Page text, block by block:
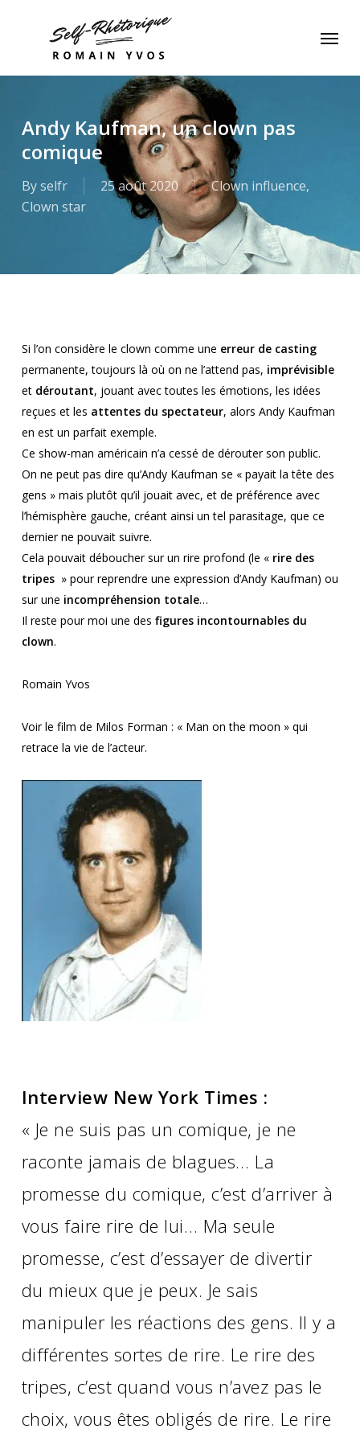
content
Menu
Andy Kaufman, un clown pas
comique
Byselfr 25 août 2020 Clown influence,
Clown star
Si l’on considère le clown comme une erreur de casting
permanente, toujours là où on ne l’attend pas, imprévisible
et déroutant, jouant avec toutes les émotions, les idées
reçues et les attentes du spectateur, alors Andy Kaufman
en est un parfait exemple.
Ce show-man américain n’a cessé de dérouter son public.
On ne peut pas dire qu’Andy Kaufman se « payait la tête des
gens » mais plutôt qu’il jouait avec, et de préférence avec
l’hémisphère gauche, créant ainsi un tel parasitage, que ce
dernier ne pouvait suivre.
Cela pouvait déboucher sur un rire profond (le « rire des
tripes» pour reprendre une expression d’Andy Kaufman) ou
sur une incompréhension totale…
Il reste pour moi une des figures incontournables du
clown.
Romain Yvos
Voir le film de Milos Forman : « Man on the moon » qui
retrace la vie de l’acteur.
Interview New York Times :
« Je ne suis pas un comique, je ne
raconte jamais de blagues… La
promesse du comique, c’est d’arriver à
vous faire rire de lui… Ma seule
promesse, c’est d’essayer de divertir
du mieux que je peux. Je sais
manipuler les réactions des gens. Il y a
différentes sortes de rire. Le rire des
tripes, c’est quand vous n’avez pas le
choix, vous êtes obligés de rire. Le rire